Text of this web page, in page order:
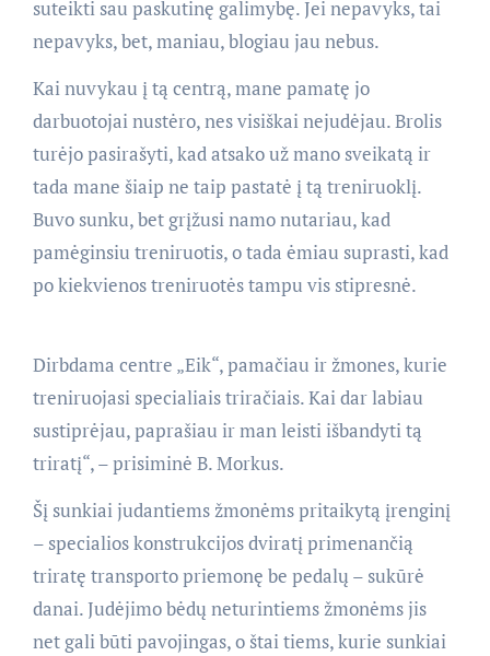
suteikti sau paskutinę galimybę. Jei nepavyks, tai
nepavyks, bet, maniau, blogiau jau nebus.
Kai nuvykau į tą centrą, mane pamatę jo
darbuotojai nustėro, nes visiškai nejudėjau. Brolis
turėjo pasirašyti, kad atsako už mano sveikatą ir
tada mane šiaip ne taip pastatė į tą treniruoklį.
Buvo sunku, bet grįžusi namo nutariau, kad
pamėginsiu treniruotis, o tada ėmiau suprasti, kad
po kiekvienos treniruotės tampu vis stipresnė.
Dirbdama centre „Eik“, pamačiau ir žmones, kurie
treniruojasi specialiais triračiais. Kai dar labiau
sustiprėjau, paprašiau ir man leisti išbandyti tą
triratį“, – prisiminė B. Morkus.
Šį sunkiai judantiems žmonėms pritaikytą įrenginį
– specialios konstrukcijos dviratį primenančią
triratę transporto priemonę be pedalų – sukūrė
danai. Judėjimo bėdų neturintiems žmonėms jis
net gali būti pavojingas, o štai tiems, kurie sunkiai